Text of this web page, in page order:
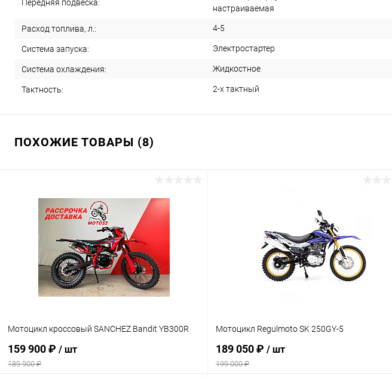
Передняя подвеска:
настраиваемая
Расход топлива, л.: 4-5
Система запуска: Электростартер
Система охлаждения: Жидкостное
Тактность: 2-х тактный
ПОХОЖИЕ ТОВАРЫ (8)
Мотоцикл кроссовый SANCHEZ Bandit YB300R
159 900 ₽ / шт
189 900 ₽
Мотоцикл Regulmoto SK 250GY-5
189 050 ₽ / шт
199 000 ₽